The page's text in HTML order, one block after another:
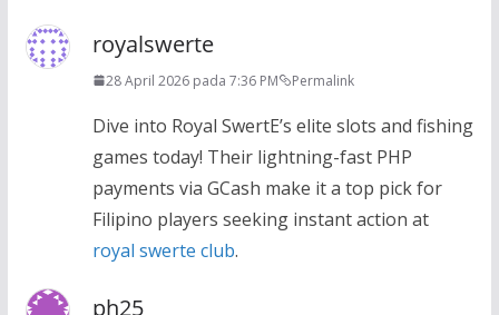
royalswerte
28 April 2026 pada 7:36 PM Permalink
Dive into Royal SwertE’s elite slots and fishing
games today! Their lightning-fast PHP
payments via GCash make it a top pick for
Filipino players seeking instant action at
royal swerte club.
ph25